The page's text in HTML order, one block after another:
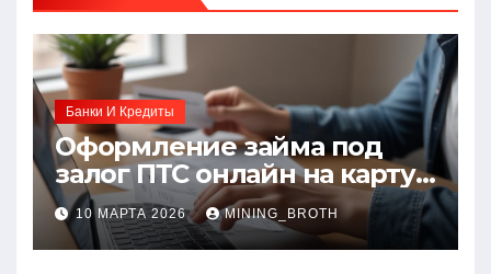
Банки И Кредиты
Оформление займа под
залог ПТС онлайн на карту
без визита в офис: порядок,
требования и документы
10 МАРТА 2026 MINING_BROTH